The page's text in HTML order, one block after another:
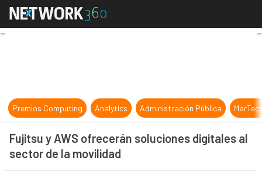
Fujitsu y AWS ofrecerán
Premios Computing Analytics Administración Pública
Fujitsu y AWS ofrecerán soluciones digitales al
sector de la movilidad